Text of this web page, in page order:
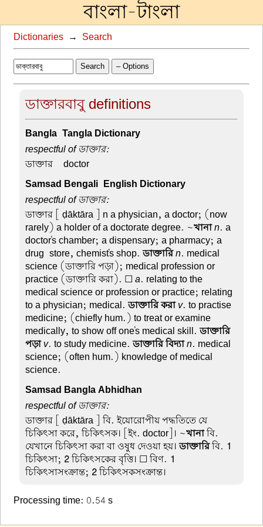
বাংলা-টাংলা
Dictionaries → Search
Search – Options
ডাক্তারবাবু definitions
Bangla-Tangla Dictionary
respectful of ডাক্তার:
ডাক্তার –doctor
Samsad Bengali-English Dictionary
respectful of ডাক্তার:
ডাক্তার [ ḍāktāra ] n a physician, a doctor; (now
rarely) a holder of a doctorate degree. ~খানাn. a
doctor's chamber; a dispensary; a pharmacy; a
drug-store, chemist's shop.ডাক্তারিn. medical
science (ডাক্তারি পড়া); medical profession or
practice (ডাক্তারি করা). ☐a. relating to the
medical science or profession or practice; relating
to a physician; medical.ডাক্তারি করা v. to practise
medicine; (chiefly hum.) to treat or examine
medically, to show off one's medical skill.ডাক্তারি
পড়া v. to study medicine.ডাক্তারি বিদ্যাn. medical
science; (often hum.) knowledge of medical
science.
Samsad Bangla Abhidhan
respectful of ডাক্তার:
ডাক্তার [ ḍāktāra ] বি. ইয়োরোপীয় পদ্ধতিতে যে
চিকিৎসা করে, চিকিৎসক। [ইং. doctor]। ~খানাবি.
যেখানে চিকিৎসা করা বা ওষুধ দেওয়া হয়।ডাক্তারিবি. 1
চিকিৎসা; 2চিকিৎসকের বৃত্তি। ☐ বিণ. 1
চিকিৎসাসংক্রান্ত; 2চিকিৎসকসংক্রান্ত।
Processing time: 0.54 s